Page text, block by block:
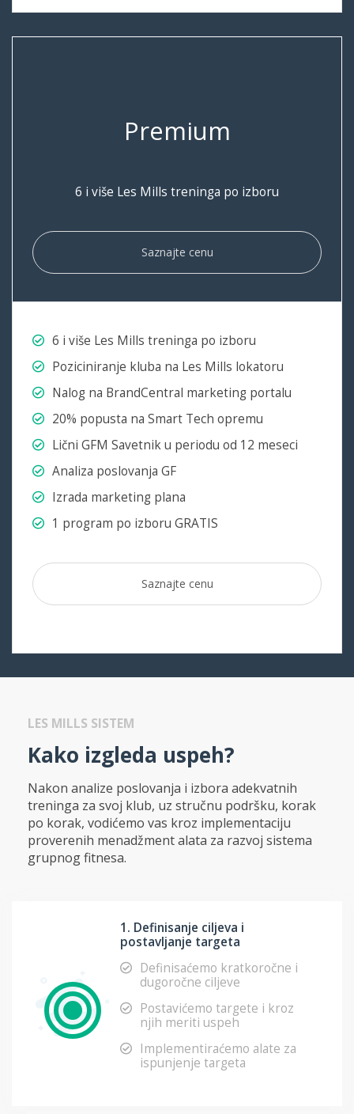
Premium
6 i više Les Mills treninga po izboru
Saznajte cenu
6 i više Les Mills treninga po izboru
Poziciniranje kluba na Les Mills lokatoru
Nalog na BrandCentral marketing portalu
20% popusta na Smart Tech opremu
Lični GFM Savetnik u periodu od 12 meseci
Analiza poslovanja GF
Izrada marketing plana
1 program po izboru GRATIS
Saznajte cenu
LES MILLS SISTEM
Kako izgleda uspeh?
Nakon analize poslovanja i izbora adekvatnih
treninga za svoj klub, uz stručnu podršku, korak
po korak, vodićemo vas kroz implementaciju
proverenih menadžment alata za razvoj sistema
grupnog fitnesa.
1. Definisanje ciljeva i
postavljanje targeta
Definisaćemo kratkoročne i
dugoročne ciljeve
Postavićemo targete i kroz
njih meriti uspeh
Implementiraćemo alate za
ispunjenje targeta